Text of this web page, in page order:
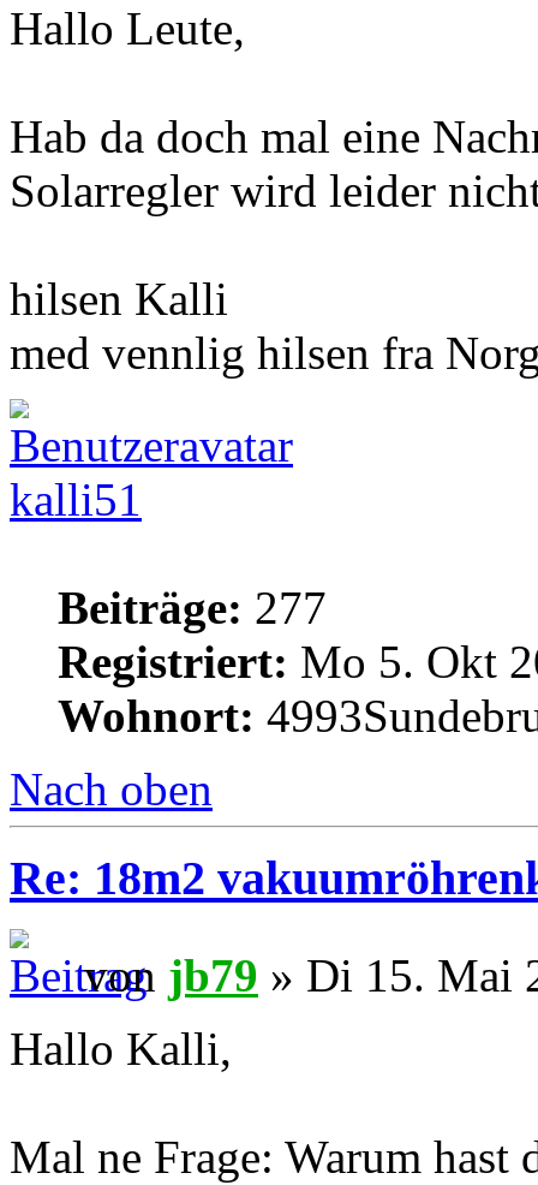
Hallo Leute,
Hab da doch mal eine
Solarregler wird leider
hilsen Kalli
med vennlig hilsen fra
kalli51
Beiträge: 277
Registriert: Mo 5. Okt
Wohnort:
Nach oben
Re: 18m2
von jb79 » Di 15. Mai
Hallo Kalli,
Mal ne Frage: Warum hast